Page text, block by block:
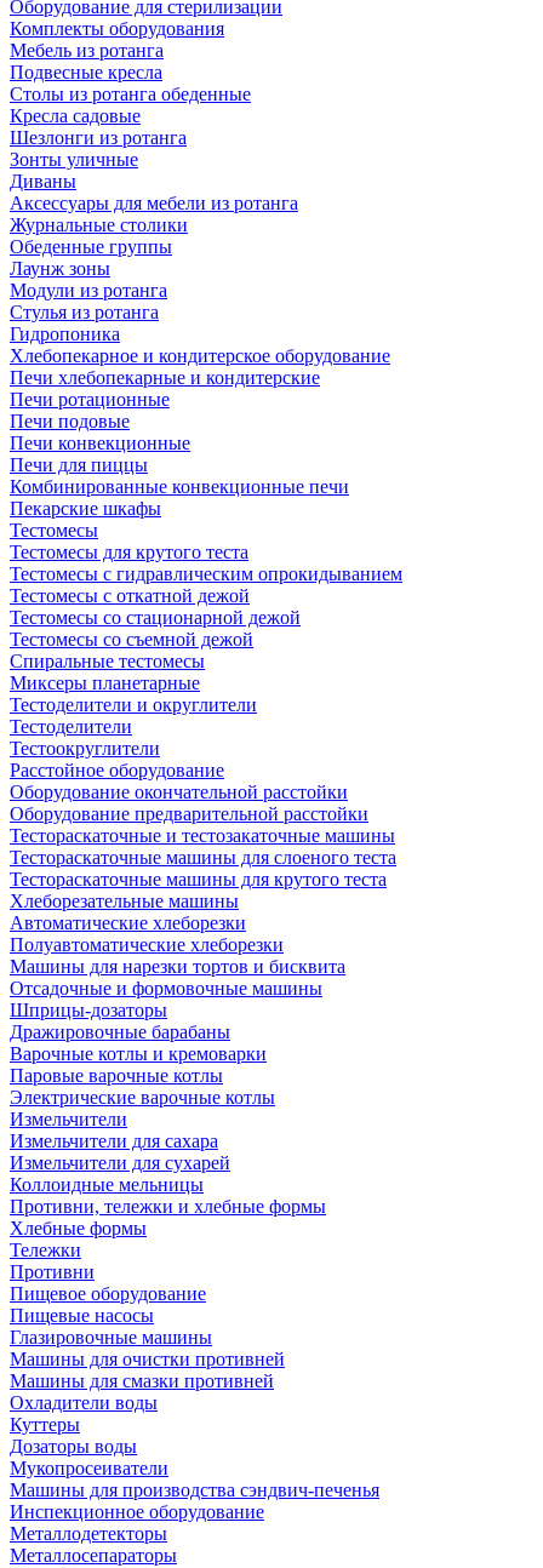
Оборудование для стерилизации
Комплекты оборудования
Мебель из ротанга
Подвесные кресла
Столы из ротанга обеденные
Кресла садовые
Шезлонги из ротанга
Зонты уличные
Диваны
Аксессуары для мебели из ротанга
Журнальные столики
Обеденные группы
Лаунж зоны
Модули из ротанга
Стулья из ротанга
Гидропоника
Хлебопекарное и кондитерское оборудование
Печи хлебопекарные и кондитерские
Печи ротационные
Печи подовые
Печи конвекционные
Печи для пиццы
Комбинированные конвекционные печи
Пекарские шкафы
Тестомесы
Тестомесы для крутого теста
Тестомесы с гидравлическим опрокидыванием
Тестомесы с откатной дежой
Тестомесы со стационарной дежой
Тестомесы со съемной дежой
Спиральные тестомесы
Миксеры планетарные
Тестоделители и округлители
Тестоделители
Тестоокруглители
Расстойное оборудование
Оборудование окончательной расстойки
Оборудование предварительной расстойки
Тестораскаточные и тестозакаточные машины
Тестораскаточные машины для слоеного теста
Тестораскаточные машины для крутого теста
Хлеборезательные машины
Автоматические хлеборезки
Полуавтоматические хлеборезки
Машины для нарезки тортов и бисквита
Отсадочные и формовочные машины
Шприцы-дозаторы
Дражировочные барабаны
Варочные котлы и кремоварки
Паровые варочные котлы
Электрические варочные котлы
Измельчители
Измельчители для сахара
Измельчители для сухарей
Коллоидные мельницы
Противни, тележки и хлебные формы
Хлебные формы
Тележки
Противни
Пищевое оборудование
Пищевые насосы
Глазировочные машины
Машины для очистки противней
Машины для смазки противней
Охладители воды
Куттеры
Дозаторы воды
Мукопросеиватели
Машины для производства сэндвич-печенья
Инспекционное оборудование
Металлодетекторы
Металлосепараторы